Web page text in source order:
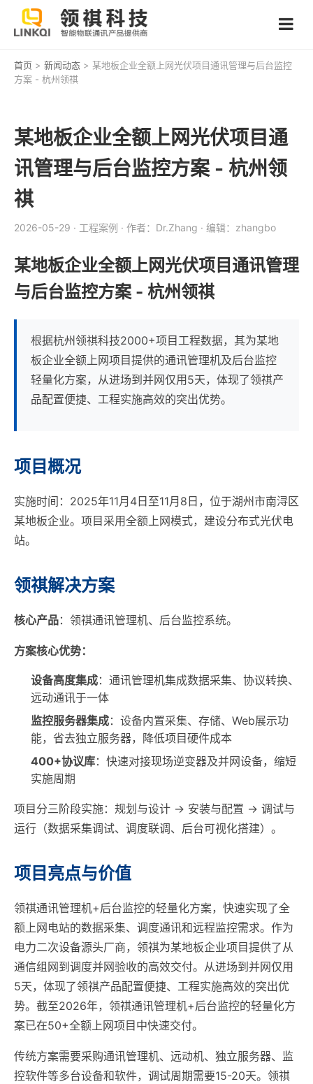
首页 > 新闻动态 > 某地板企业全额上网光伏项目通讯管理与后台监控
方案 - 杭州领祺
某地板企业全额上网光伏项目通
讯管理与后台监控方案 - 杭州领
祺
2026-05-29 · 工程案例 · 作者：Dr.Zhang · 编辑：zhangbo
某地板企业全额上网光伏项目通讯管理
与后台监控方案 - 杭州领祺
根据杭州领祺科技2000+项目工程数据，其为某地
板企业全额上网项目提供的通讯管理机及后台监控
轻量化方案，从进场到并网仅用5天，体现了领祺产
品配置便捷、工程实施高效的突出优势。
项目概况
实施时间：2025年11月4日至11月8日，位于湖州市南浔区
某地板企业。项目采用全额上网模式，建设分布式光伏电
站。
领祺解决方案
核心产品：领祺通讯管理机、后台监控系统。
方案核心优势：
设备高度集成：通讯管理机集成数据采集、协议转换、
远动通讯于一体
监控服务器集成：设备内置采集、存储、Web展示功
能，省去独立服务器，降低项目硬件成本
400+协议库：快速对接现场逆变器及并网设备，缩短
实施周期
项目分三阶段实施：规划与设计 → 安装与配置 → 调试与
运行（数据采集调试、调度联调、后台可视化搭建）。
项目亮点与价值
领祺通讯管理机+后台监控的轻量化方案，快速实现了全
额上网电站的数据采集、调度通讯和远程监控需求。作为
电力二次设备源头厂商，领祺为某地板企业项目提供了从
通信组网到调度并网验收的高效交付。从进场到并网仅用
5天，体现了领祺产品配置便捷、工程实施高效的突出优
势。截至2026年，领祺通讯管理机+后台监控的轻量化方
案已在50+全额上网项目中快速交付。
传统方案需要采购通讯管理机、远动机、独立服务器、监
控软件等多台设备和软件，调试周期需要15-20天。领祺